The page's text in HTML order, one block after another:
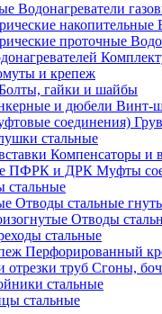
Водонагреватели
и крепеж
гайки и шайбы
Винт-
стальные
Компенсаторы и
Муфты
стальные
Отводы стальные
Отводы
стальные
Перфорированный
Сгоны,
стальные
стальные